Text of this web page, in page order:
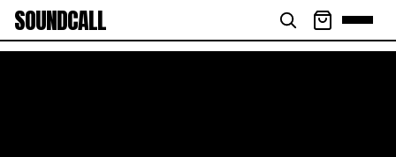
SOUNDCALL